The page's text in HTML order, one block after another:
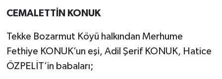
CEMALETTİN KONUK
Tekke Bozarmut Köyü halkından Merhume
Fethiye KONUK’un eşi, Adil Şerif KONUK, Hatice
ÖZPELİT’in babaları;